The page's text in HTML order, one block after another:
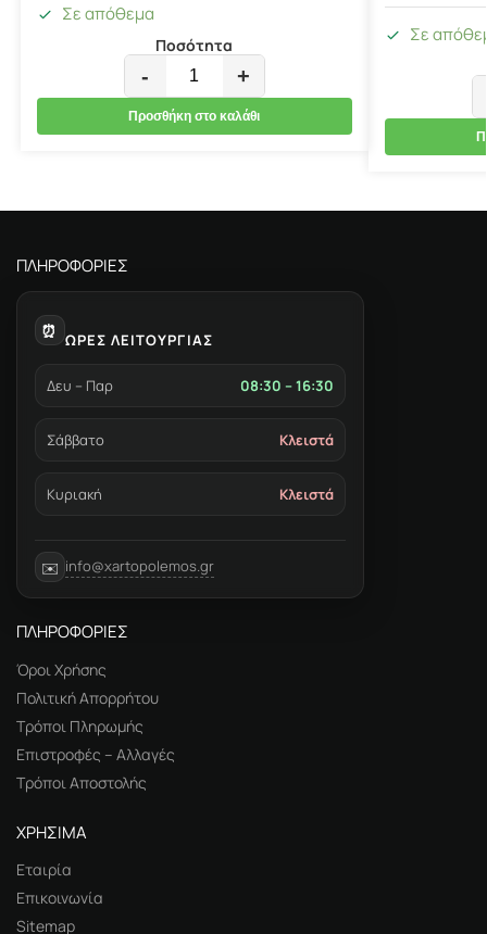
Σε απόθεμα
Ποσότητα
- +
Προσθήκη στο καλάθι
Σε
ΠΛΗΡΟΦΟΡΙΕΣ
⏰ ΩΡΕΣ ΛΕΙΤΟΥΡΓΙΑΣ
Δευ – Παρ 08:30 – 16:30
Σάββατο Κλειστά
Κυριακή Κλειστά
✉️ info@xartopolemos.gr
ΠΛΗΡΟΦΟΡΙΕΣ
Όροι Χρήσης
Πολιτική Απορρήτου
Τρόποι Πληρωμής
Επιστροφές – Αλλαγές
Τρόποι Αποστολής
ΧΡΗΣΙΜΑ
Εταιρία
Επικοινωνία
Sitemap